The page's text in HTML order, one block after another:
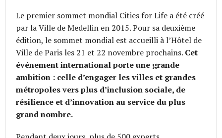
Le premier sommet mondial Cities for Life a été créé
par la Ville de Medellin en 2015. Pour sa deuxième
édition, le sommet mondial est accueilli à l’Hôtel de
Ville de Paris les 21 et 22 novembre prochains. Cet
événement international porte une grande
ambition : celle d’engager les villes et grandes
métropoles vers plus d’inclusion sociale, de
résilience et d’innovation au service du plus
grand nombre.